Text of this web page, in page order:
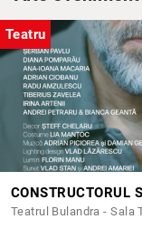
– Dana Dogaru –
– Antoaneta Zaharia
– Camelia Maxim –
– Radu Amzulescu –
– Manuela Ciucur –
Scenografia:Nina
Costume:Maria Miu
Regie tehnică:Alina
Sufleor:Ecaterina
Teatru